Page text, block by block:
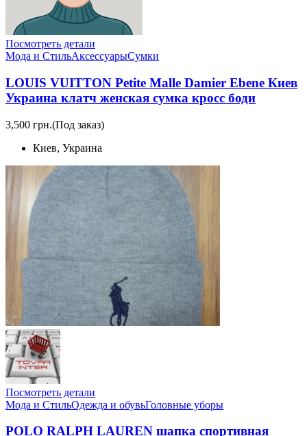
Посмотреть детали
Мода и СтильАксессуарыСумки
LOUIS VUITTON Petite Malle Damier Ebene Киев
Украина клатч женская сумка кросс боди
3,500 грн.(Под заказ)
Киев, Украина
Посмотреть детали
Мода и СтильОдежда и обувьГоловные уборы
POLO RALPH LAUREN шапка спортивная